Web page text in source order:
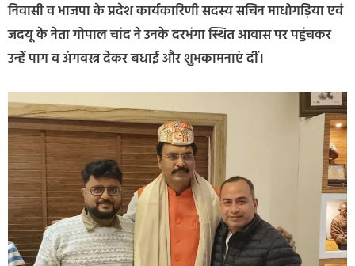
निवासी व भाजपा के प्रदेश कार्यकारिणी सदस्य सचिन माधोगड़िया एवं
जदयू के नेता गोपाल चांद ने उनके दरभंगा स्थित आवास पर पहुंचकर
उन्हें पाग व अंगवस्त्र देकर बधाई और शुभकामनाएं दीं।